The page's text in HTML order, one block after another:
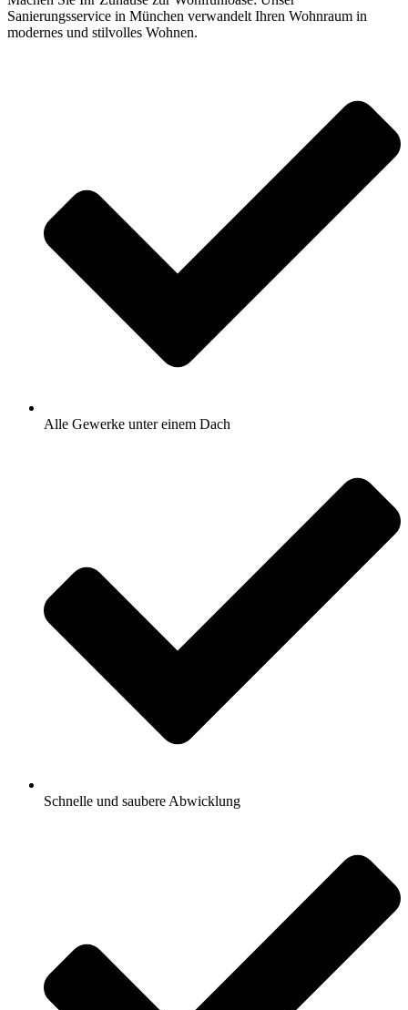
Sanierungsservice in München verwandelt Ihren Wohnraum in
modernes und stilvolles Wohnen.
Alle Gewerke unter einem Dach
Schnelle und saubere Abwicklung